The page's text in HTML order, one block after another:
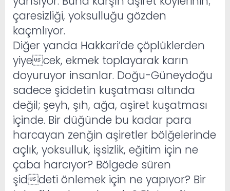
çaresizliği, yoksulluğu gözden
kaçmlıyor.
Diğer yanda Hakkari’de çöplüklerden
yiyecek, ekmek toplayarak karın
doyuruyor insanlar. Doğu-Güneydoğu
sadece şiddetin kuşatması altında
değil; şeyh, şıh, ağa, aşiret kuşatması
içinde. Bir düğünde bu kadar para
harcayan zenğin aşiretler bölğelerinde
açlık, yoksulluk, işsizlik, eğitim için ne
çaba harcıyor? Bölgede süren
şiddeti önlemek için ne yapıyor? Bir